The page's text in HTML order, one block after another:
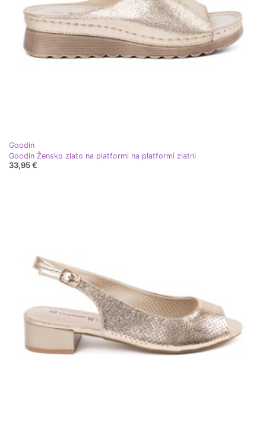
Goodin
Goodin Žensko zlato na platformi na platformi zlatni
33,95 €